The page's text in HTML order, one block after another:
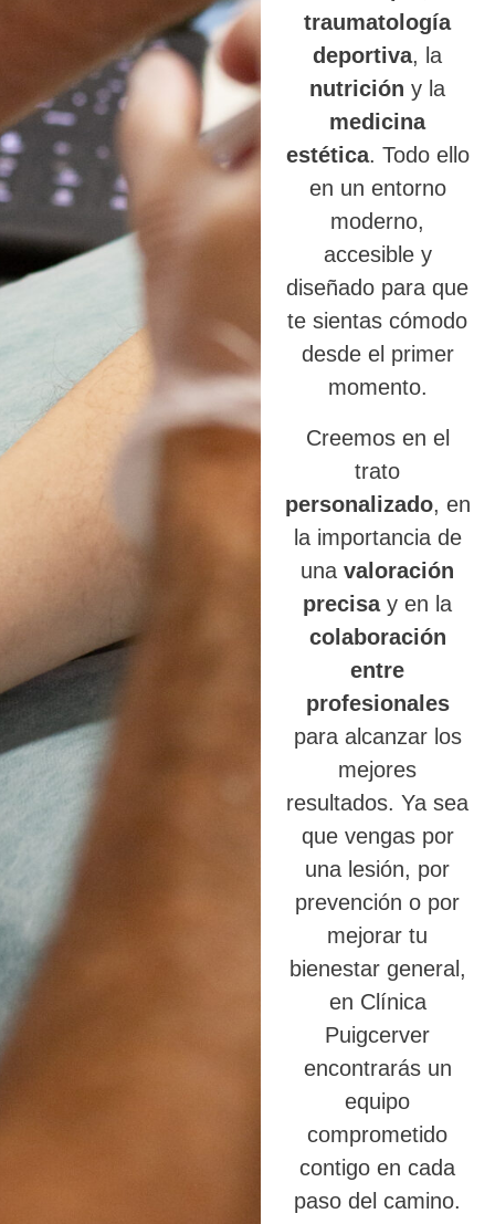
traumatología
deportiva, la
nutrición y la
medicina
estética. Todo ello
en un entorno
moderno,
accesible y
diseñado para que
te sientas cómodo
desde el primer
momento.
Creemos en el
trato
personalizado, en
la importancia de
unavaloración
precisay en la
colaboración
entre
profesionales
para alcanzar los
mejores
resultados. Ya sea
que vengas por
una lesión, por
prevención o por
mejorar tu
bienestar general,
en Clínica
Puigcerver
encontrarás un
equipo
comprometido
contigo en cada
paso del camino.